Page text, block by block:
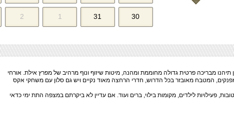
30
31
1
2
מבריכה פרטית גדולה מחוממת ומהנה, מיטות שיזוף ונוף מרהיב של מפרץ אילת. אורחי
המטבח מאובזר בכל הדרוש, חדרי הרחצה מאוד נקיים ויש גם סלון עם משחקי אקס
פעילויות לילדים, מקומות בילוי, ברים ועוד. אם עדיין לא ביקרתם במצפה התת ימי כדאי